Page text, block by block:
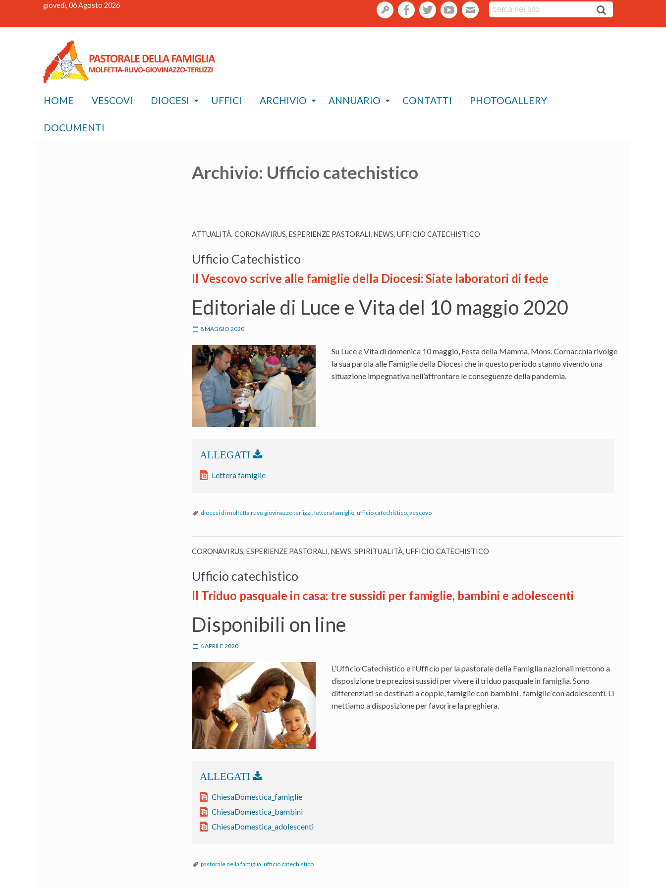
giovedì, 06 Agosto 2026
gestionefacebooktwitteryoutubewebmail
HOME VESCOVI DIOCESI UFFICI ARCHIVIO ANNUARIO CONTATTI PHOTOGALLERY
DOCUMENTI
Archivio: Ufficio catechistico
ATTUALITÀ, CORONAVIRUS, ESPERIENZE PASTORALI, NEWS, UFFICIO CATECHISTICO
Ufficio Catechistico
Il Vescovo scrive alle famiglie della Diocesi: Siate laboratori di fede
Editoriale di Luce e Vita del 10 maggio 2020
8 MAGGIO 2020
Su Luce e Vita di domenica 10 maggio, Festa della Mamma, Mons. Cornacchia rivolge
la sua parola alle Famiglie della Diocesi che in questo periodo stanno vivendo una
situazione impegnativa nell’affrontare le conseguenze della pandemia.
Lettera famiglie
diocesi di molfetta ruvo giovinazzo terlizzi, lettera famiglie, ufficio catechistico, vescovo
CORONAVIRUS, ESPERIENZE PASTORALI, NEWS, SPIRITUALITÀ, UFFICIO CATECHISTICO
Ufficio catechistico
Il Triduo pasquale in casa: tre sussidi per famiglie, bambini e adolescenti
Disponibili on line
6 APRILE 2020
L’Ufficio Catechistico e l’Ufficio per la pastorale della Famiglia nazionali mettono a
disposizione tre preziosi sussidi per vivere il triduo pasquale in famiglia. Sono
differenziati se destinati a coppie, famiglie con bambini , famiglie con adolescenti. Li
mettiamo a disposizione per favorire la preghiera.
ChiesaDomestica_famiglie
ChiesaDomestica_bambini
ChiesaDomestica_adolescenti
pastorale della famiglia, ufficio catechistico